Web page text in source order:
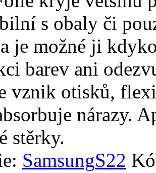
s obaly či
je možné ji
barev ani
vznik otisků,
nárazy.
stěrky.
SamsungS22